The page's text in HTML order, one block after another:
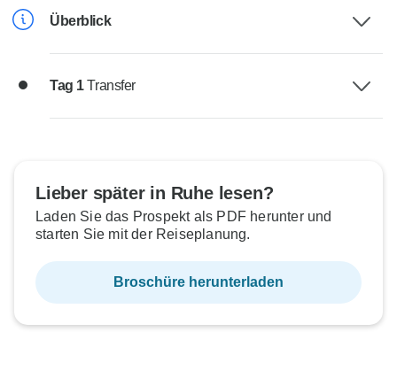
Überblick
Tag 1Transfer
Lieber später in Ruhe lesen?
Laden Sie das Prospekt als PDF herunter und
starten Sie mit der Reiseplanung.
Broschüre herunterladen